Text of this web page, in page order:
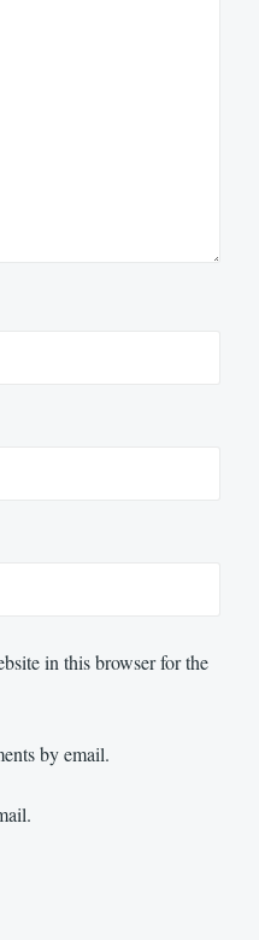
in this browser for the
by email.